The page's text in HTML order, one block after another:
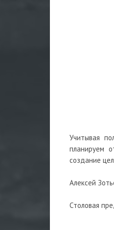
Учитывая
планируем
создание
Алексей
Столовая